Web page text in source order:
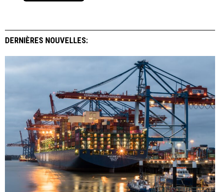
DERNIÈRES NOUVELLES: